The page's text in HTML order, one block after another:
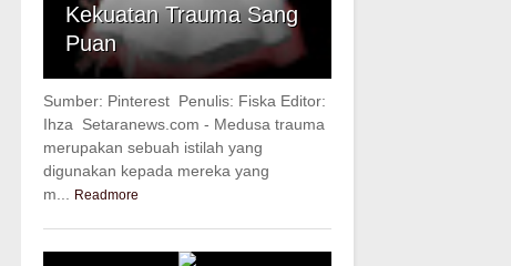
Kekuatan Trauma Sang
Puan
Sumber: Pinterest Penulis: Fiska Editor:
Ihza Setaranews.com - Medusa trauma
merupakan sebuah istilah yang
digunakan kepada mereka yang
m...
Readmore